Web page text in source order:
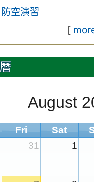
空演習
[
August
Fri Sat
31 1